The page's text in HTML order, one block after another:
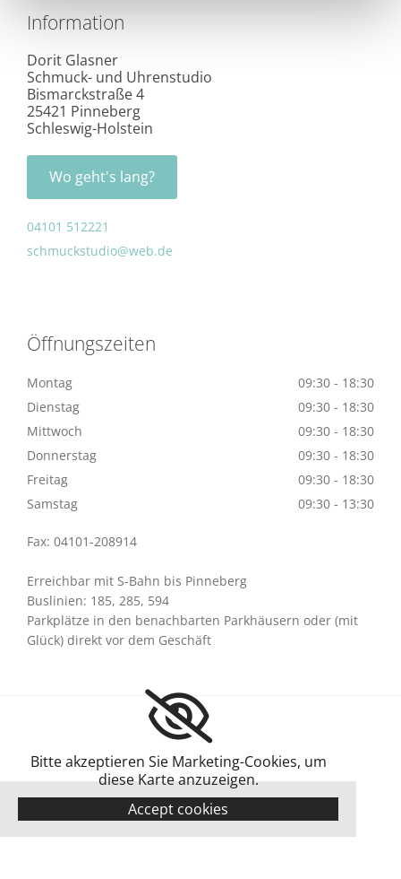
Information
Dorit Glasner
Schmuck- und Uhrenstudio
Bismarckstraße 4
25421 Pinneberg
Schleswig-Holstein
Wo geht's lang?
04101 512221
schmuckstudio@web.de
Öffnungszeiten
Montag
09:30 - 18:30
Dienstag
09:30 - 18:30
Mittwoch
09:30 - 18:30
Donnerstag
09:30 - 18:30
Freitag
09:30 - 18:30
Samstag
09:30 - 13:30
Fax: 04101-208914
Erreichbar mit S-Bahn bis Pinneberg
Buslinien: 185, 285, 594
Parkplätze in den benachbarten Parkhäusern oder (mit
Glück) direkt vor dem Geschäft
Bitte akzeptieren Sie Marketing-Cookies, um
diese Karte anzuzeigen.
Accept cookies